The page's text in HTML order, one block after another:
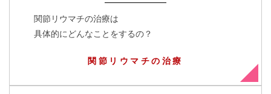
関節リウマチの治療は
具体的にどんなことをするの？
関節リウマチの治療